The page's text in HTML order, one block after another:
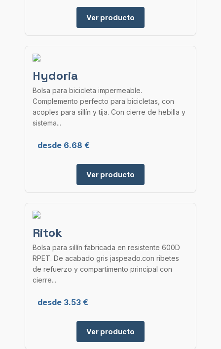
Ver producto
Hydoria
Bolsa para bicicleta impermeable.
Complemento perfecto para bicicletas, con
acoples para sillín y tija. Con cierre de hebilla y
sistema...
desde 6.68 €
Ver producto
Ritok
Bolsa para sillín fabricada en resistente 600D
RPET. De acabado gris jaspeado.con ribetes
de refuerzo y compartimento principal con
cierre...
desde 3.53 €
Ver producto